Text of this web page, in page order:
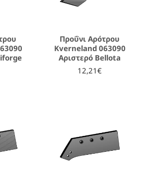
Προΰνι Αρότρου
Kverneland 063090
Αριστερό Bellota
12,21€